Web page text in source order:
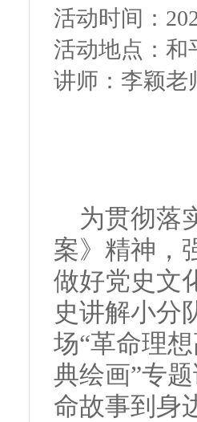
活动时间：
活动地点： 和
讲师： 李颖老
为贯彻落
案》精神，
做好党史文
史讲解小分
场“革命理
典绘画”专
命故事到身